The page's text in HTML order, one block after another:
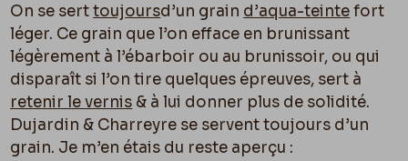
On se serttoujoursd’un grain d’aqua-teintefort
léger. Ce grain que l’on efface en brunissant
légèrement à l’ébarboir ou au brunissoir, ou qui
disparaît si l’on tire quelques épreuves, sert à
retenir le vernis & à lui donner plus de solidité.
Dujardin & Charreyre se servent toujours d’un
grain. Je m’en étais du reste aperçu :